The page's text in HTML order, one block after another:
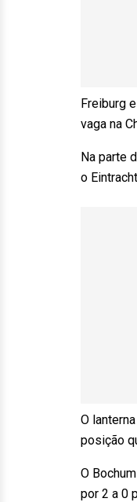
Freiburg
vaga na
Na parte
o
O
posição
O
por 2 a 0